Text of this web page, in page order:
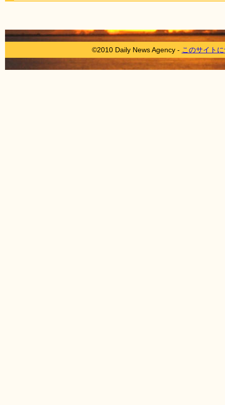
©2010 Daily News Agency - このサイト